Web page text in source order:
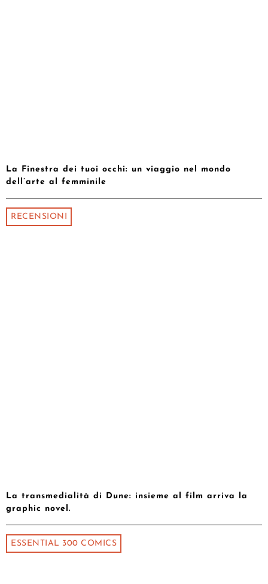
La Finestra dei tuoi occhi: un viaggio nel mondo
dell’arte al femminile
RECENSIONI
La transmedialità di Dune: insieme al film arriva la
graphic novel.
ESSENTIAL 300 COMICS